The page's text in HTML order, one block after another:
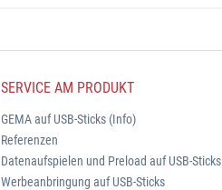
SERVICE AM PRODUKT
GEMA auf USB-Sticks (Info)
Referenzen
Datenaufspielen und Preload auf USB-Sticks
Werbeanbringung auf USB-Sticks